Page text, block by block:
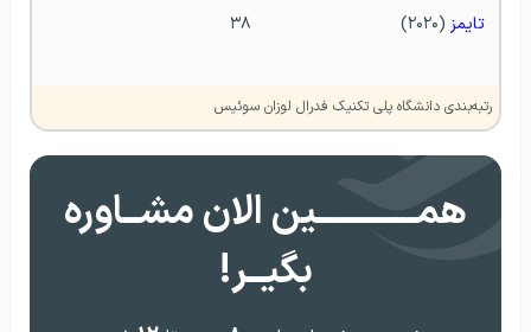
تایمز (۲۰۲۰) ۳۸
رتبه‌بندی دانشگاه پلی تکنیک فدرال لوزان سوئیس
همــــــــــــین الان مشــاوره
بگیــر!